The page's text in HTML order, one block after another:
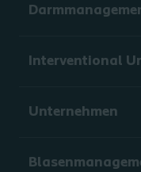
Interventional
Unternehmen